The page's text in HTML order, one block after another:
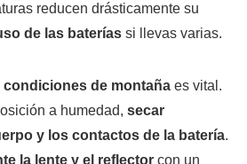
reducen drásticamente su
de las baterías si llevas varias.
condiciones de montaña es vital.
a humedad, secar
y los contactos de la batería.
la lente y el reflector con un